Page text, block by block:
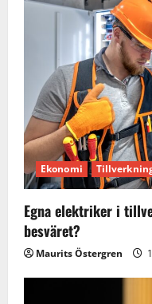
Ekonomi
Egna elektriker i
besväret?
Maurits Östergren